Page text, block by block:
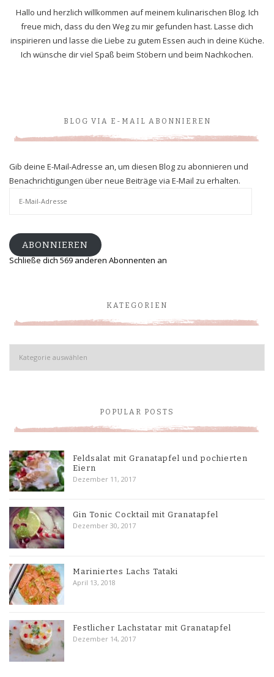
Hallo und herzlich willkommen auf meinem kulinarischen Blog. Ich
freue mich, dass du den Weg zu mir gefunden hast. Lasse dich
inspirieren und lasse die Liebe zu gutem Essen auch in deine Küche.
Ich wünsche dir viel Spaß beim Stöbern und beim Nachkochen.
BLOG VIA E-MAIL ABONNIEREN
Gib deine E-Mail-Adresse an, um diesen Blog zu abonnieren und
Benachrichtigungen über neue Beiträge via E-Mail zu erhalten.
ABONNIEREN
Schließe dich 569 anderen Abonnenten an
KATEGORIEN
Kategorien
POPULAR POSTS
Feldsalat mit Granatapfel und pochierten
Eiern
Dezember 11, 2017
Gin Tonic Cocktail mit Granatapfel
Dezember 30, 2017
Mariniertes Lachs Tataki
April 13, 2018
Festlicher Lachstatar mit Granatapfel
Dezember 14, 2017